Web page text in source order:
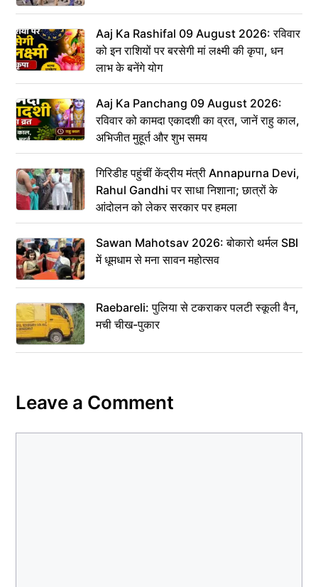
Aaj Ka Rashifal 09 August 2026: रविवार
को इन राशियों पर बरसेगी मां लक्ष्मी की कृपा, धन
लाभ के बनेंगे योग
Aaj Ka Panchang 09 August 2026:
रविवार को कामदा एकादशी का व्रत, जानें राहु काल,
अभिजीत मुहूर्त और शुभ समय
गिरिडीह पहुंचीं केंद्रीय मंत्री Annapurna Devi,
Rahul Gandhi पर साधा निशाना; छात्रों के
आंदोलन को लेकर सरकार पर हमला
Sawan Mahotsav 2026: बोकारो थर्मल SBI
में धूमधाम से मना सावन महोत्सव
Raebareli: पुलिया से टकराकर पलटी स्कूली वैन,
मची चीख-पुकार
Leave a Comment